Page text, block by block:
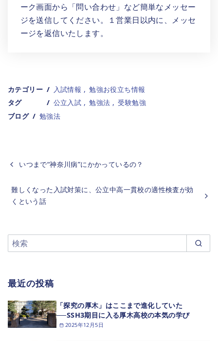
ーク画面から「問い合わせ」など簡単なメッセー
ジを送信してください。１営業日以内に、メッセ
ージを返信いたします。
カテゴリー 入試情報
勉強お役立ち情報
タグ
公立入試 勉強法
受験勉強
ブログ
勉強法
いつまで“神奈川病”にかかっているの？
難しくなった入試対策に、公立中高一貫校の適性検査が効
くという話
最近の投稿
2025年12月5日
「探究の厚木」はここまで進化していた
──SSH3期目に入る厚木高校の本気の学び